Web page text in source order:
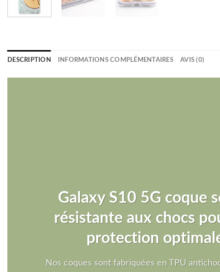
DESCRIPTION INFORMATIONS COMPLÉMENTAIRES AVIS (0)
Galaxy S10 5G coque
résistante aux chocs
protection
Nos coques sont fabriquées en TPU